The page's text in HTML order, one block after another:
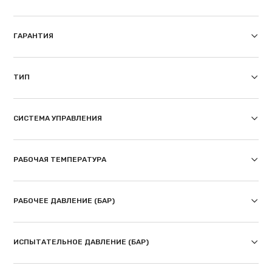
ГАРАНТИЯ
ТИП
СИСТЕМА УПРАВЛЕНИЯ
РАБОЧАЯ ТЕМПЕРАТУРА
РАБОЧЕЕ ДАВЛЕНИЕ (БАР)
ИСПЫТАТЕЛЬНОЕ ДАВЛЕНИЕ (БАР)